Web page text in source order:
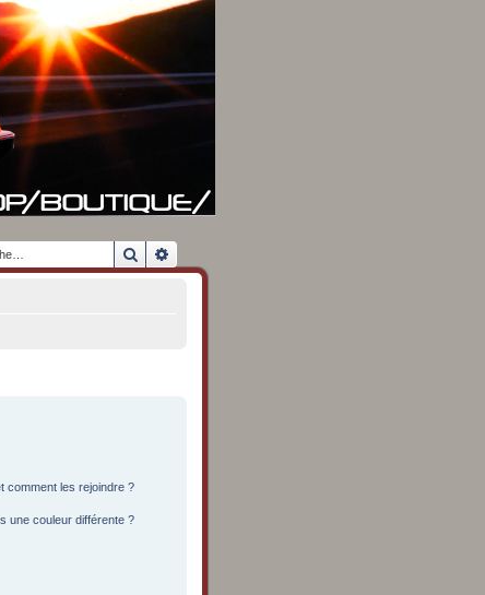
Rechercher
comment les rejoindre ?
une couleur différente ?